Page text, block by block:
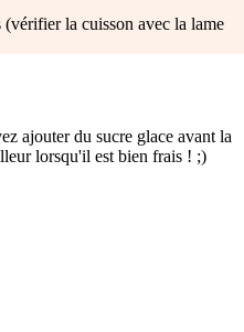
la cuisson avec la lame
ajouter du sucre glace avant la
lorsqu'il est bien frais ! ;)